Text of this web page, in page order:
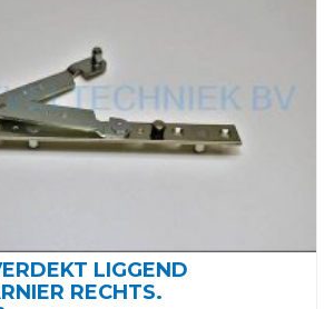
LIGGEND
RECHTS.